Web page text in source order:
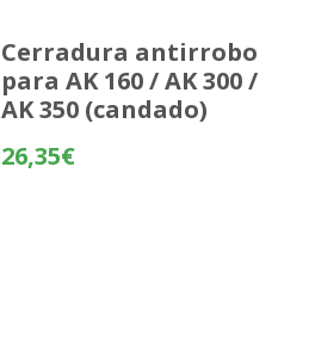
Cerradura antirrobo
para AK 160 / AK 300 /
AK 350 (candado)
26,35€